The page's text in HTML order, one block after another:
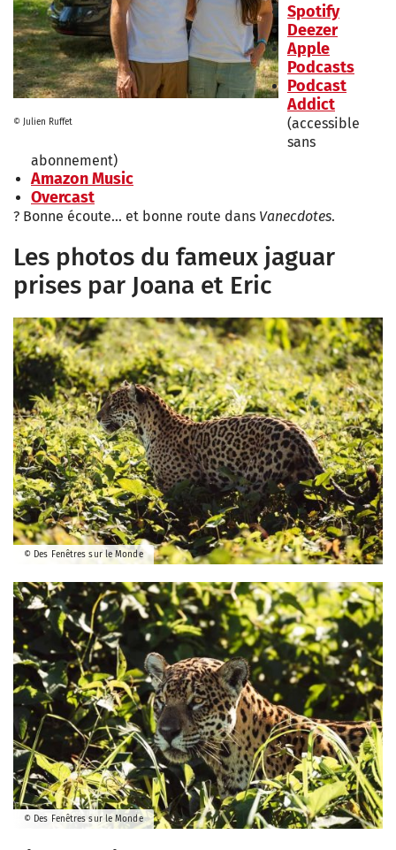
© Julien Ruffet
Spotify
Deezer
Apple
Podcasts
Podcast
Addict
(accessible
sans
abonnement)
Amazon Music
Overcast
? Bonne écoute… et bonne route dans Vanecdotes.
Les photos du fameux jaguar
prises par Joana et Eric
© Des Fenêtres sur le Monde
© Des Fenêtres sur le Monde